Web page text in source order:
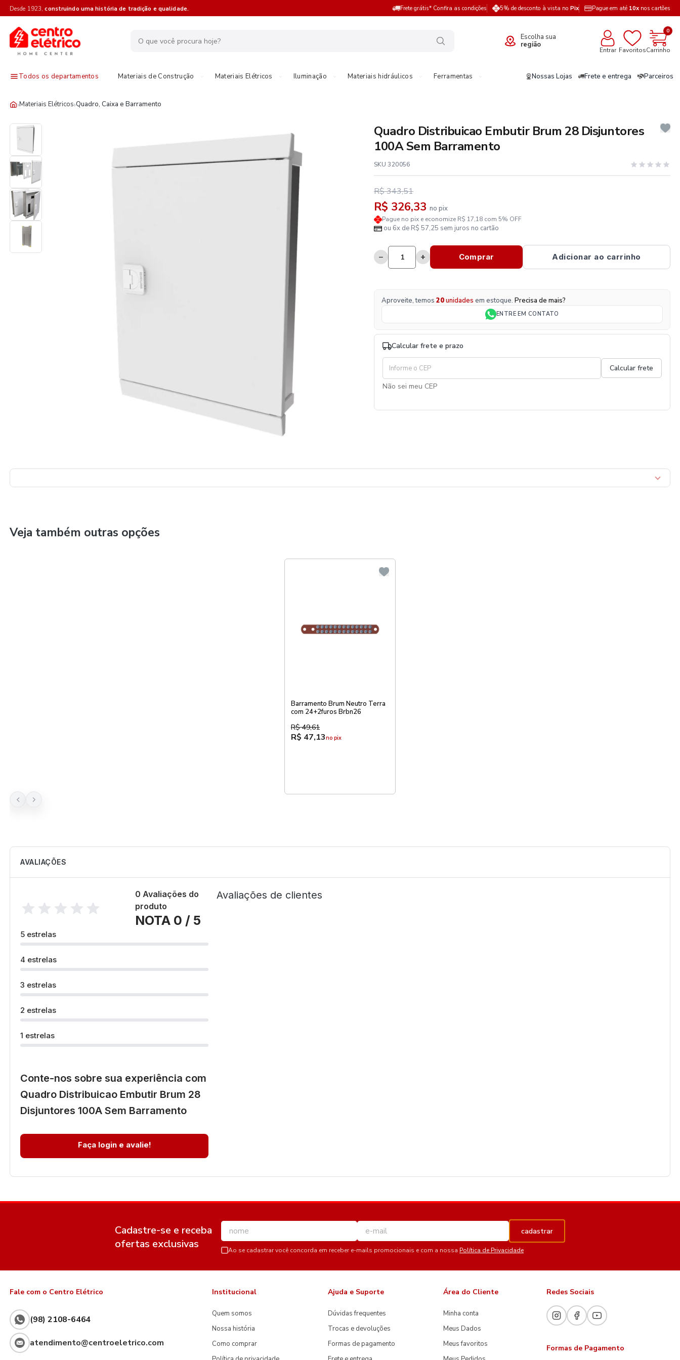
Desde 1923,construindo uma história de tradição e qualidade. Frete grátis* Confira as condições 5% de desconto à vista no Pix Pague em até 10x nos cartões
Escolha sua
região
Entrar Favoritos
0
Carrinho
Todos os departamentos Materiais de Construção Materiais Elétricos Iluminação Materiais hidráulicos Ferramentas Nossas Lojas Frete e entrega Parceiros
›Materiais Elétricos›Quadro, Caixa e Barramento
Quadro Distribuicao Embutir Brum 28 Disjuntores
100A Sem Barramento
SKU 320056
R$ 343,51
R$ 326,33 no pix
Pague no pix e economize R$ 17,18 com 5% OFF
ou 6x de R$ 57,25 sem juros no cartão
− + Comprar Adicionar ao carrinho
Aproveite, temos 20unidades em estoque. Precisa de mais?
ENTRE EM CONTATO
Calcular frete e prazo
Não sei meu CEP
Veja também outras opções
Barramento Brum Neutro Terra
com 24+2furos Brbn26
R$ 49,61
R$ 47,13no pix
AVALIAÇÕES
0 Avaliações do
produto
NOTA 0 / 5
5 estrelas
4 estrelas
3 estrelas
2 estrelas
1 estrelas
Conte-nos sobre sua experiência com
Quadro Distribuicao Embutir Brum 28
Disjuntores 100A Sem Barramento
Faça login e avalie!
Avaliações de clientes
Cadastre-se e receba
ofertas exclusivas
cadastrar
Ao se cadastrar você concorda em receber e-mails promocionais e com a nossa Política de Privacidade
Fale com o Centro Elétrico
(98) 2108-6464
atendimento@centroeletrico.com
Institucional
Quem somos
Nossa história
Como comprar
Ajuda e Suporte
Dúvidas frequentes
Trocas e devoluções
Formas de pagamento
Área do Cliente
Minha conta
Meus Dados
Meus favoritos
Redes Sociais
Formas de Pagamento